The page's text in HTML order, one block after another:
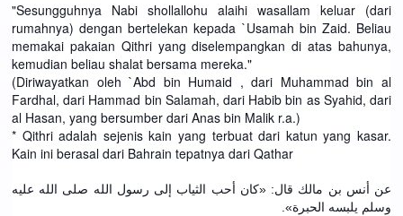
"Sesungguhnya Nabi shollallohu alaihi wasallam keluar (dari
rumahnya) dengan bertelekan kepada `Usamah bin Zaid. Beliau
memakai pakaian Qithri yang diselempangkan di atas bahunya,
kemudian beliau shalat bersama mereka."
(Diriwayatkan oleh `Abd bin Humaid , dari Muhammad bin al
Fardhal, dari Hammad bin Salamah, dari Habib bin as Syahid, dari
al Hasan, yang bersumber dari Anas bin Malik r.a.)
* Qithri adalah sejenis kain yang terbuat dari katun yang kasar.
Kain ini berasal dari Bahrain tepatnya dari Qathar
عن أنس بن مالك قال: «كان أحب الثياب إلى رسول الله صلى الله عليه
وسلم يلبسه الحبرة».